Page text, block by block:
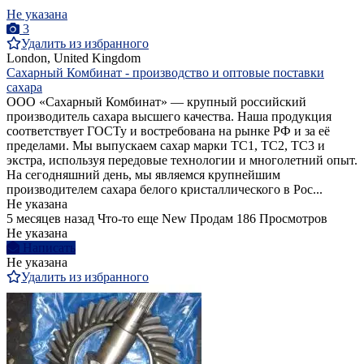
Не указана
3
Удалить из избранного
London, United Kingdom
Сахарный Комбинат - производство и оптовые поставки
сахара
ООО «Сахарный Комбинат» — крупный российский
производитель сахара высшего качества. Наша продукция
соответствует ГОСТу и востребована на рынке РФ и за её
пределами. Мы выпускаем сахар марки ТС1, ТС2, ТС3 и
экстра, используя передовые технологии и многолетний опыт.
На сегодняшний день, мы являемся крупнейшим
производителем сахара белого кристаллического в Рос...
Не указана
5 месяцев назад Что-то еще New Продам 186 Просмотров
Не указана
Написать
Не указана
Удалить из избранного